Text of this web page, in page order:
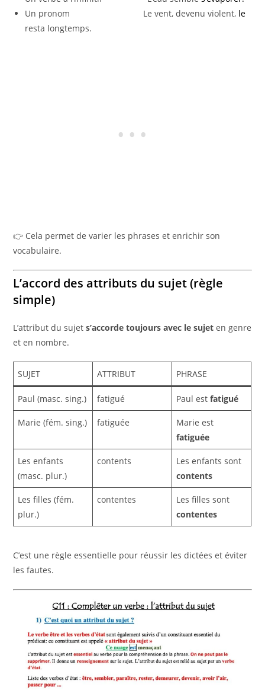
Un pronom Le vent, devenu violent, le
resta longtemps.
👉 Cela permet de varier les phrases et enrichir son
vocabulaire.
L’accord des attributs du sujet (règle
simple)
L’attribut du sujets’accorde toujours avec le sujet en genre
et en nombre.
SUJET ATTRIBUT PHRASE
Paul (masc. sing.) fatigué Paul estfatigué
Marie (fém. sing.) fatiguée
Marie est
fatiguée
Les enfants
(masc. plur.)
contents
Les enfants sont
contents
Les filles (fém.
plur.)
contentes
Les filles sont
contentes
C’est une règle essentielle pour réussir les dictées et éviter
les fautes.